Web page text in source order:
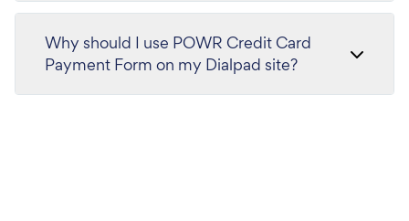
Why should I use POWR Credit Card
Payment Form on my Dialpad site?